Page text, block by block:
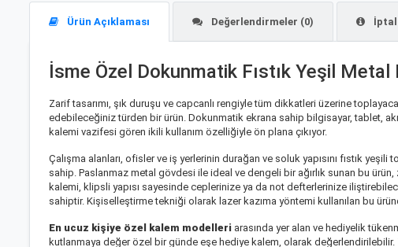
Ürün Açıklaması Değerlendirmeler (0) İptal
İsme Özel Dokunmatik Fıstık Yeşil Metal
Zarif tasarımı, şık duruşu ve capcanlı rengiyle tüm dikkatleri üzerine
edebileceğiniz türden bir ürün. Dokunmatik ekrana sahip bilgisayar, tablet,
kalemi vazifesi gören ikili kullanım özelliğiyle ön plana çıkıyor.
Çalışma alanları, ofisler ve iş yerlerinin durağan ve soluk yapısını fıstık yeşili
sahip. Paslanmaz metal gövdesi ile ideal ve dengeli bir ağırlık sunan bu
kalemi, klipsli yapısı sayesinde ceplerinize ya da not defterlerinize
sahiptir. Kişiselleştirme tekniği olarak lazer kazıma yöntemi kullanılan bu
En ucuz kişiye özel kalem modelleri arasında yer alan ve hediyelik
kutlanmaya değer özel bir günde eşe hediye kalem, olarak